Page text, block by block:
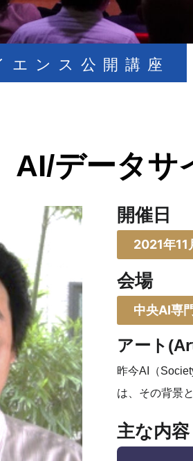
ンス公開講座
データサ
開催日
2021年
会場
中央AI専
アート
昨今AI（
は、その背景
主な内容